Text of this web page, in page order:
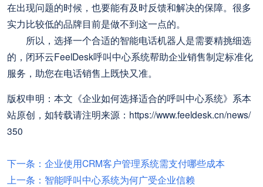
在出现问题的时候，也要能有及时反馈和解决的保障。很多
实力比较低的品牌目前是做不到这一点的。
所以，选择一个合适的智能电话机器人是需要精挑细选
的，闭环云FeelDesk呼叫中心系统帮助企业销售制定标准化
服务，助您在电话销售上既快又准。
版权申明：本文《企业如何选择适合的呼叫中心系统》系本
站原创，如转载请注明来源：https://www.feeldesk.cn/news/
350
下一条：企业使用CRM客户管理系统需支付哪些成本
上一条：智能呼叫中心系统为何广受企业信赖